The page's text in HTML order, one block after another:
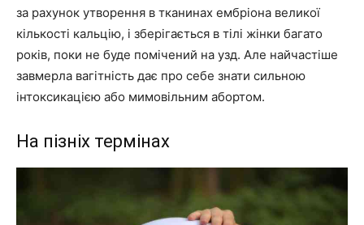
за рахунок утворення в тканинах ембріона великої
кількості кальцію, і зберігається в тілі жінки багато
років, поки не буде помічений на узд. Але найчастіше
завмерла вагітність дає про себе знати сильною
інтоксикацією або мимовільним абортом.
На пізніх термінах